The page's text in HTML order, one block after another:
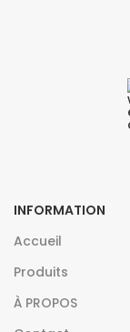
INFORMATION
Accueil
Produits
À PROPOS